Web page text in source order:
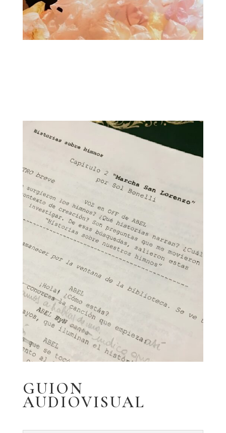
GUION
AUDIOVISUAL